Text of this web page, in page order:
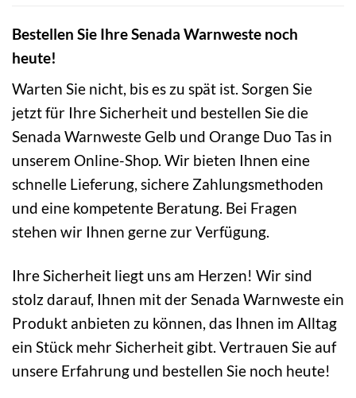
Bestellen Sie Ihre Senada Warnweste noch
heute!
Warten Sie nicht, bis es zu spät ist. Sorgen Sie
jetzt für Ihre Sicherheit und bestellen Sie die
Senada Warnweste Gelb und Orange Duo Tas in
unserem Online-Shop. Wir bieten Ihnen eine
schnelle Lieferung, sichere Zahlungsmethoden
und eine kompetente Beratung. Bei Fragen
stehen wir Ihnen gerne zur Verfügung.
Ihre Sicherheit liegt uns am Herzen! Wir sind
stolz darauf, Ihnen mit der Senada Warnweste ein
Produkt anbieten zu können, das Ihnen im Alltag
ein Stück mehr Sicherheit gibt. Vertrauen Sie auf
unsere Erfahrung und bestellen Sie noch heute!